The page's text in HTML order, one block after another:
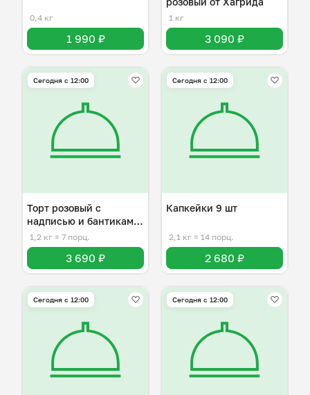
0,4 кг
1 990 ₽
1 кг
3 090 ₽
Сегодня с 12:00
Торт розовый с
надписью и бантиками
на 6-7 человек
1,2 кг ≈ 7 порц.
3 690 ₽
Сегодня с 12:00
Капкейки 9 шт
2,1 кг ≈ 14 порц.
2 680 ₽
Сегодня с 12:00 Сегодня с 12:00